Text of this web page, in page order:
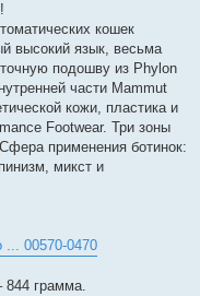
кошек
высокий язык, весьма
подошву из Phylon
части Mammut
кожи, пластика и
Footwear. Три зоны
применения ботинок:
микст и
... 00570-0470
844 грамма.